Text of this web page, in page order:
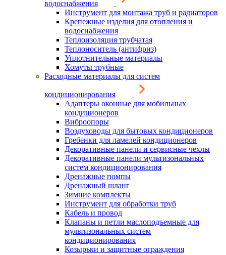
водоснабжения
Инструмент для монтажа труб и радиаторов
Крепежные изделия для отопления и
водоснабжения
Теплоизоляция трубчатая
Теплоноситель (антифриз)
Уплотнительные материалы
Хомуты трубные
Расходные материалы для систем
кондиционирования
Адаптеры оконные для мобильных
кондиционеров
Виброопоры
Воздуховоды для бытовых кондиционеров
Гребенки для ламелей кондиционеров
Декоративные панели и сервисные чехлы
Декоративные панели мультизональных
систем кондиционирования
Дренажные помпы
Дренажный шланг
Зимние комплекты
Инструмент для обработки труб
Кабель и провод
Клапаны и петли маслоподъемные для
мультизональных систем
кондиционирования
Козырьки и защитные ограждения